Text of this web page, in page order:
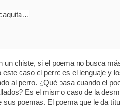
un chiste, si el poema no busca
este caso el perro es el lenguaje y
al perro. ¿Qué pasa cuando el
Es el mismo caso de la
sus poemas. El poema que le da